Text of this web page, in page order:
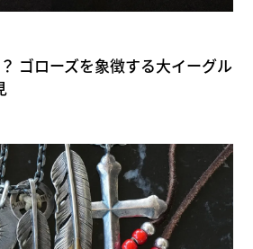
ゴローズを象徴する大イーグル